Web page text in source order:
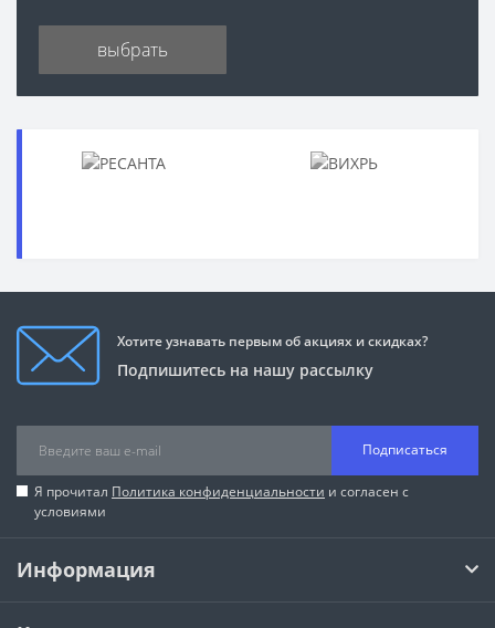
выбрать
Хотите узнавать первым об акциях и скидках?
Подпишитесь на нашу рассылку
Подписаться
Я прочитал Политика конфиденциальности и согласен с
условиями
Информация